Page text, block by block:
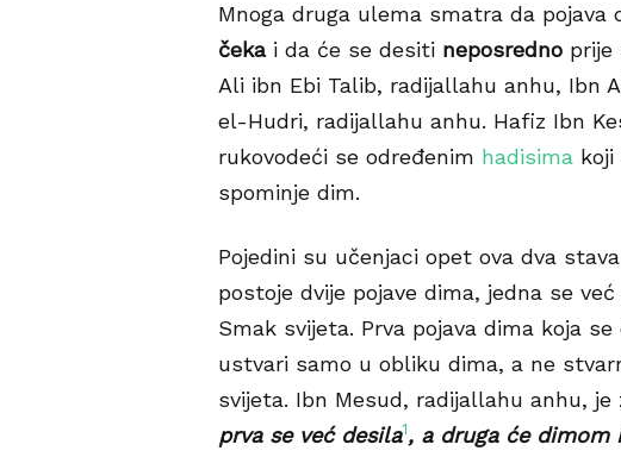
Mnoga druga ulema smatra da pojava
čekai da će se desiti neposrednoprije
Ali ibn Ebi Talib, radijallahu anhu, Ibn
el-Hudri, radijallahu anhu. Hafiz Ibn
rukovodeći se određenim hadisimakoji
spominje dim.
Pojedini su učenjaci opet ova dva
postoje dvije pojave dima, jedna se
Smak svijeta. Prva pojava dima koja
ustvari samo u obliku dima, a ne
svijeta. Ibn Mesud, radijallahu anhu, je
prva se već desila1, a druga će